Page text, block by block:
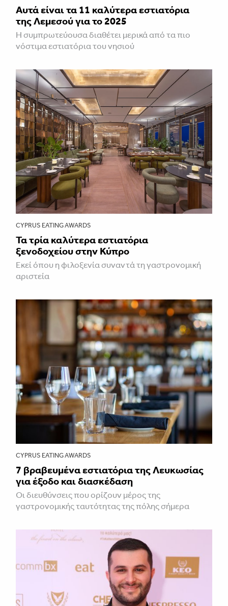
Αυτά είναι τα 11 καλύτερα εστιατόρια
της Λεμεσού για το 2025
Η συμπρωτεύουσα διαθέτει μερικά από τα πιο
νόστιμα εστιατόρια του νησιού
CYPRUS EATING AWARDS
Τα τρία καλύτερα εστιατόρια
ξενοδοχείου στην Κύπρο
Εκεί όπου η φιλοξενία συναντά τη γαστρονομική
αριστεία
CYPRUS EATING AWARDS
7 βραβευμένα εστιατόρια της Λευκωσίας
για έξοδο και διασκέδαση
Οι διευθύνσεις που ορίζουν μέρος της
γαστρονομικής ταυτότητας της πόλης σήμερα